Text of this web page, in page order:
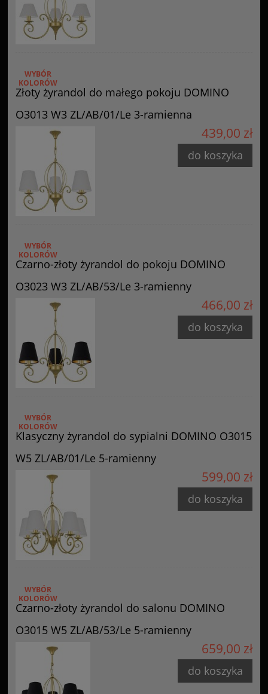
Złoty żyrandol do małego pokoju DOMINO
O3013 W3 ZL/AB/01/Le 3-ramienna
WYBÓR
KOLORÓW
439,00 zł
do koszyka
Czarno-złoty żyrandol do pokoju DOMINO
O3023 W3 ZL/AB/53/Le 3-ramienny
WYBÓR
KOLORÓW
466,00 zł
do koszyka
Klasyczny żyrandol do sypialni DOMINO O3015
W5 ZL/AB/01/Le 5-ramienny
WYBÓR
KOLORÓW
599,00 zł
do koszyka
Czarno-złoty żyrandol do salonu DOMINO
O3015 W5 ZL/AB/53/Le 5-ramienny
WYBÓR
KOLORÓW
659,00 zł
do koszyka